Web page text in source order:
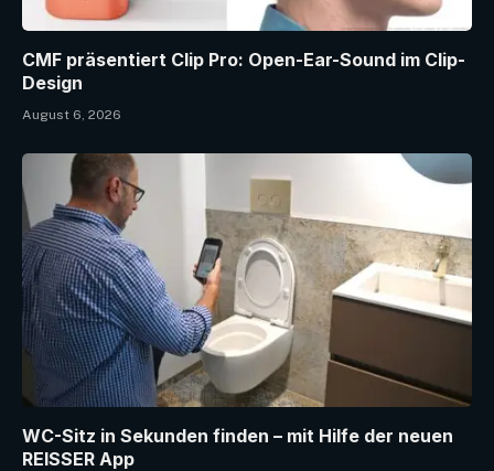
CMF präsentiert Clip Pro: Open-Ear-Sound im Clip-
Design
August 6, 2026
WC-Sitz in Sekunden finden – mit Hilfe der neuen
REISSER App